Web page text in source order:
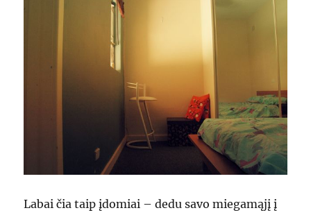
Labai čia taip įdomiai – dedu savo miegamąjį į